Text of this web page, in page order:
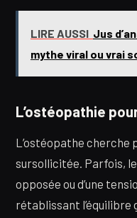
LIRE AUSSI Jus
mythe viral ou vrai
L’ostéopathie
L’ostéopathe cherche
sursollicitée. Parfois,
opposée ou d’une
rétablissant l’équilibre